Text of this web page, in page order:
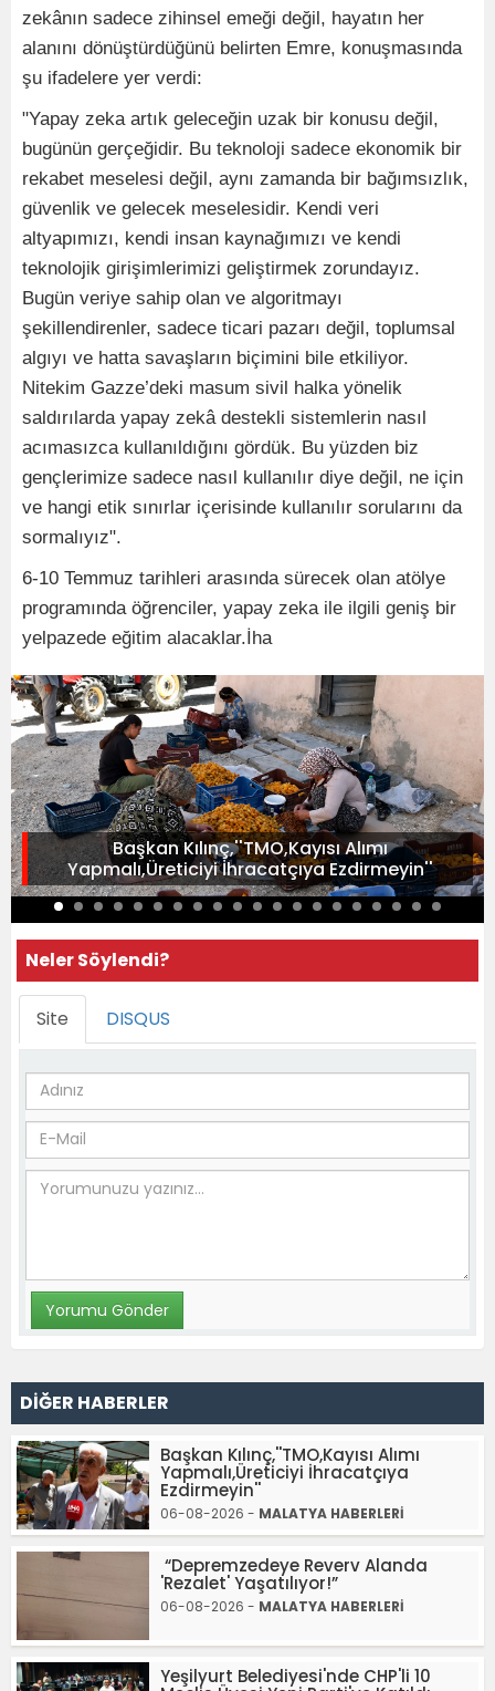
zekânın sadece zihinsel emeği değil, hayatın her
alanını dönüştürdüğünü belirten Emre, konuşmasında
şu ifadelere yer verdi:
"Yapay zeka artık geleceğin uzak bir konusu değil,
bugünün gerçeğidir. Bu teknoloji sadece ekonomik bir
rekabet meselesi değil, aynı zamanda bir bağımsızlık,
güvenlik ve gelecek meselesidir. Kendi veri
altyapımızı, kendi insan kaynağımızı ve kendi
teknolojik girişimlerimizi geliştirmek zorundayız.
Bugün veriye sahip olan ve algoritmayı
şekillendirenler, sadece ticari pazarı değil, toplumsal
algıyı ve hatta savaşların biçimini bile etkiliyor.
Nitekim Gazze’deki masum sivil halka yönelik
saldırılarda yapay zekâ destekli sistemlerin nasıl
acımasızca kullanıldığını gördük. Bu yüzden biz
gençlerimize sadece nasıl kullanılır diye değil, ne için
ve hangi etik sınırlar içerisinde kullanılır sorularını da
sormalıyız".
6-10 Temmuz tarihleri arasında sürecek olan atölye
programında öğrenciler, yapay zeka ile ilgili geniş bir
yelpazede eğitim alacaklar.İha
Başkan Kılınç,''TMO,Kayısı Alımı
Yapmalı,Üreticiyi İhracatçıya Ezdirmeyin''
Neler Söylendi?
Site DISQUS
DİĞER HABERLER
Başkan Kılınç,''TMO,Kayısı Alımı
Yapmalı,Üreticiyi İhracatçıya
Ezdirmeyin''
06-08-2026 - MALATYA HABERLERİ
“Depremzedeye Reverv Alanda
'Rezalet' Yaşatılıyor!”
06-08-2026 - MALATYA HABERLERİ
Yeşilyurt Belediyesi'nde CHP'li 10